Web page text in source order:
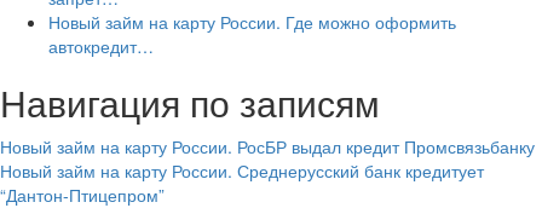
Новый займ на карту России. Где можно оформить
автокредит…
Навигация по записям
Новый займ на карту России. РосБР выдал кредит Промсвязьбанку
Новый займ на карту России. Среднерусский банк кредитует
“Дантон-Птицепром”